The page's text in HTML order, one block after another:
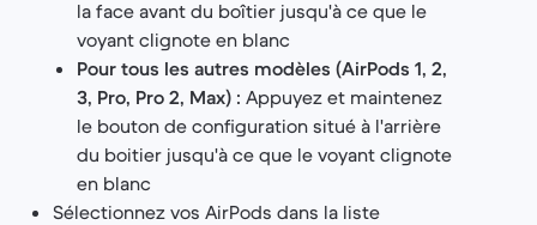
la face avant du boîtier jusqu'à ce que le
voyant clignote en blanc
Pour tous les autres modèles (AirPods 1, 2,
3, Pro, Pro 2, Max) : Appuyez et maintenez
le bouton de configuration situé à l'arrière
du boitier jusqu'à ce que le voyant clignote
en blanc
Sélectionnez vos AirPods dans la liste